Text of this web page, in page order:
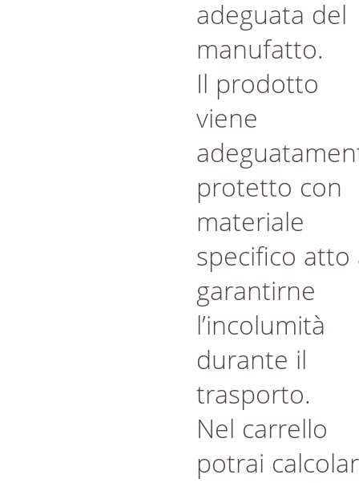
adeguata del
manufatto.
Il prodotto
viene
protetto con
materiale
specifico atto
garantirne
l’incolumità
durante il
trasporto.
Nel carrello
potrai